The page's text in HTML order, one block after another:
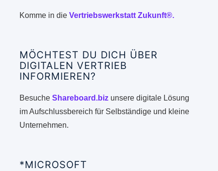
Komme in dieVertriebswerkstatt Zukunft®.
MÖCHTEST DU DICH ÜBER
DIGITALEN VERTRIEB
INFORMIEREN?
BesucheShareboard.biz unsere digitale Lösung
im Aufschlussbereich für Selbständige und kleine
Unternehmen.
*MICROSOFT